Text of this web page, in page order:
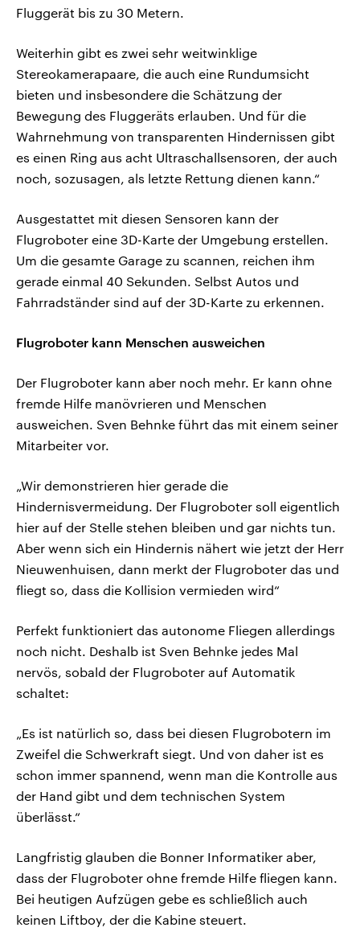
Fluggerät bis zu 30 Metern.
Weiterhin gibt es zwei sehr weitwinklige
Stereokamerapaare, die auch eine Rundumsicht
bieten und insbesondere die Schätzung der
Bewegung des Fluggeräts erlauben. Und für die
Wahrnehmung von transparenten Hindernissen gibt
es einen Ring aus acht Ultraschallsensoren, der auch
noch, sozusagen, als letzte Rettung dienen kann.“
Ausgestattet mit diesen Sensoren kann der
Flugroboter eine 3D-Karte der Umgebung erstellen.
Um die gesamte Garage zu scannen, reichen ihm
gerade einmal 40 Sekunden. Selbst Autos und
Fahrradständer sind auf der 3D-Karte zu erkennen.
Flugroboter kann Menschen ausweichen
Der Flugroboter kann aber noch mehr. Er kann ohne
fremde Hilfe manövrieren und Menschen
ausweichen. Sven Behnke führt das mit einem seiner
Mitarbeiter vor.
„Wir demonstrieren hier gerade die
Hindernisvermeidung. Der Flugroboter soll eigentlich
hier auf der Stelle stehen bleiben und gar nichts tun.
Aber wenn sich ein Hindernis nähert wie jetzt der Herr
Nieuwenhuisen, dann merkt der Flugroboter das und
fliegt so, dass die Kollision vermieden wird“
Perfekt funktioniert das autonome Fliegen allerdings
noch nicht. Deshalb ist Sven Behnke jedes Mal
nervös, sobald der Flugroboter auf Automatik
schaltet:
„Es ist natürlich so, dass bei diesen Flugrobotern im
Zweifel die Schwerkraft siegt. Und von daher ist es
schon immer spannend, wenn man die Kontrolle aus
der Hand gibt und dem technischen System
überlässt.“
Langfristig glauben die Bonner Informatiker aber,
dass der Flugroboter ohne fremde Hilfe fliegen kann.
Bei heutigen Aufzügen gebe es schließlich auch
keinen Liftboy, der die Kabine steuert.